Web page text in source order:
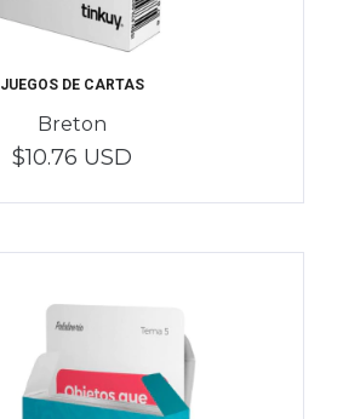
JUEGOS DE CARTAS
Breton
$10.76 USD